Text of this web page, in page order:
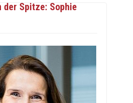
der Spitze: Sophie